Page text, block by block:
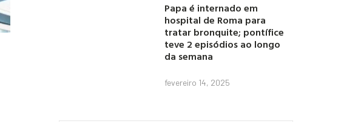
Papa é internado em
hospital de Roma para
tratar bronquite; pontífice
teve 2 episódios ao longo
da semana
fevereiro 14, 2025